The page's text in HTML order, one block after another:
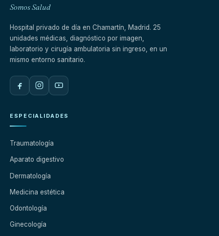
Somos Salud
Hospital privado de día en Chamartín, Madrid. 25
unidades médicas, diagnóstico por imagen,
laboratorio y cirugía ambulatoria sin ingreso, en un
mismo entorno sanitario.
ESPECIALIDADES
Traumatología
Aparato digestivo
Dermatología
Medicina estética
Odontología
Ginecología